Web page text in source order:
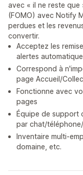
avec « il ne reste que
(FOMO) avec Notify
perdues et les
convertir.
Acceptez les
alertes
Correspond à
page Accueil/
Fonctionne avec
pages
Équipe de support
par chat/
Inventaire multi-
domaine, etc.